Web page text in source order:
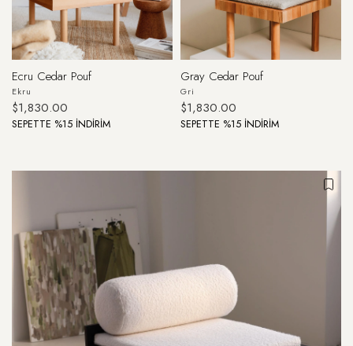
Ecru Cedar Pouf
Ekru
$1,830.00
SEPETTE %15 İNDİRİM
Gray Cedar Pouf
Gri
$1,830.00
SEPETTE %15 İNDİRİM